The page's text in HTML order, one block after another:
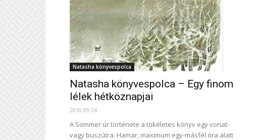
Natasha könyvespolca
Natasha könyvespolca – Egy finom
lélek hétköznapjai
2010.09.24.
A Sommer úr története a tökéletes könyv egy vonat-
vagy buszútra. Hamar, maximum egy-másfél óra alatt